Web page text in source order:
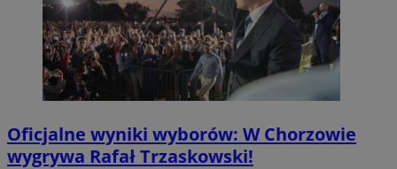
Oficjalne wyniki wyborów: W Chorzowie
wygrywa Rafał Trzaskowski!